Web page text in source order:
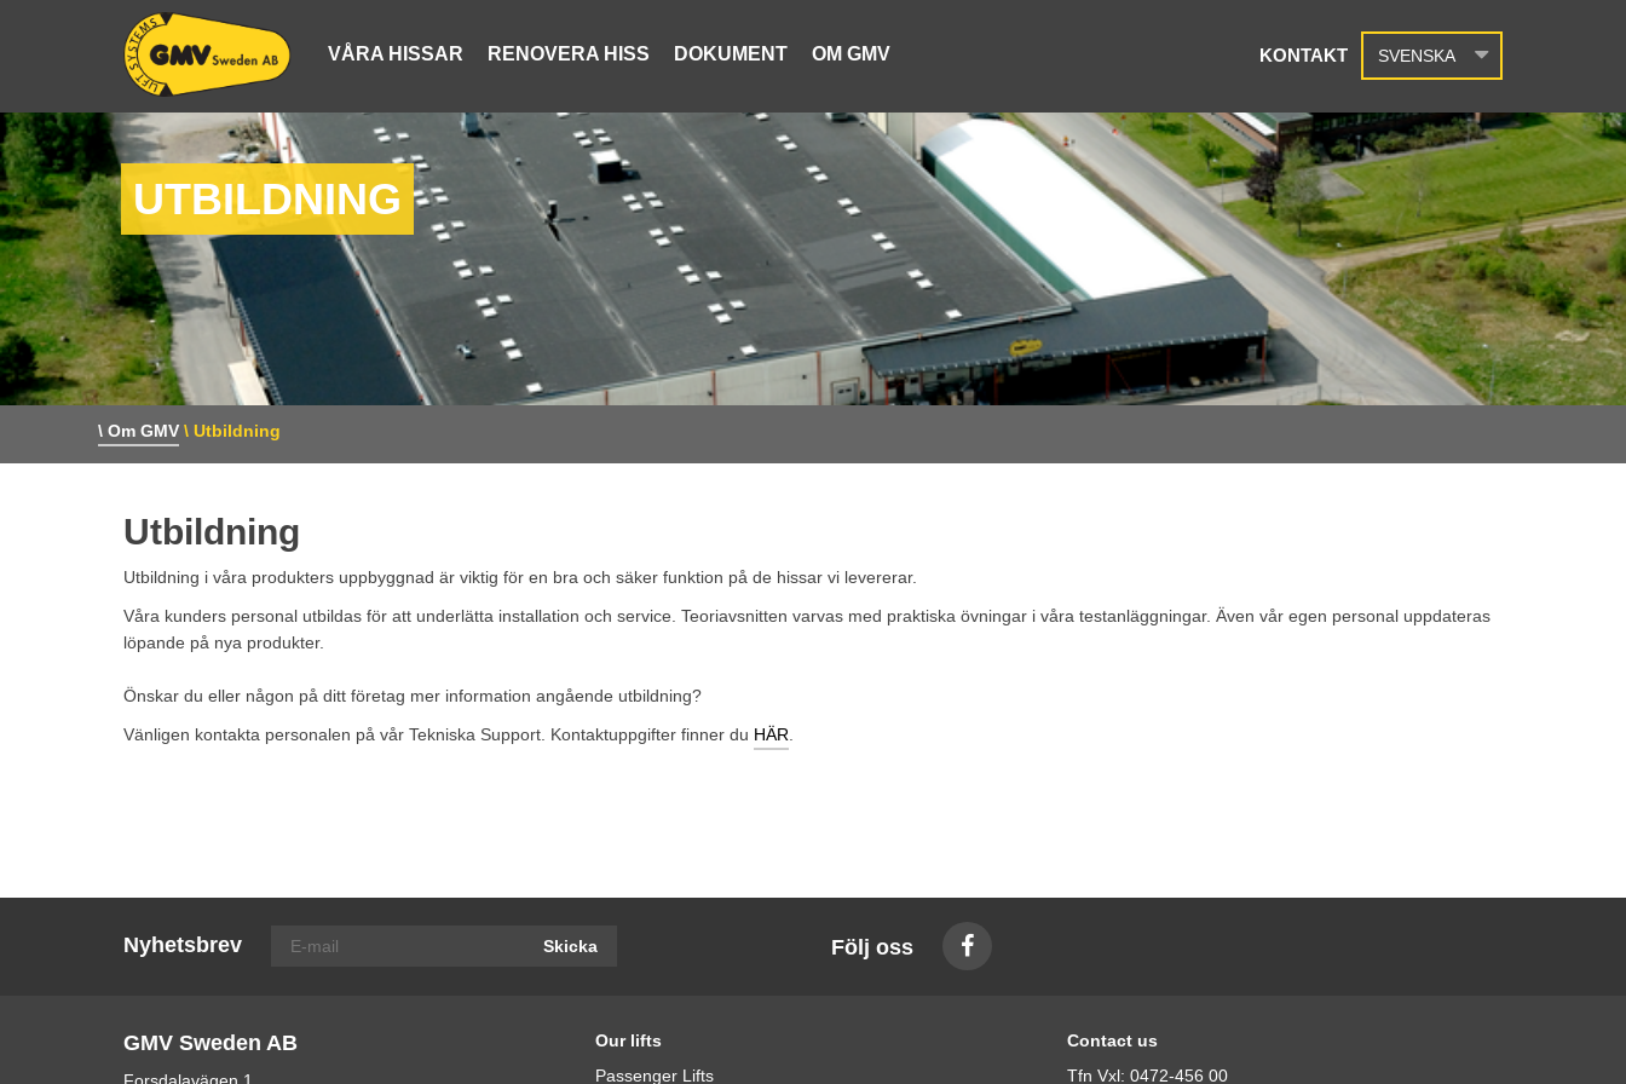
VÅRA HISSAR RENOVERA HISS DOKUMENT OM GMV KONTAKT SVENSKA
UTBILDNING
\ Om GMV \ Utbildning
Utbildning
Utbildning i våra produkters uppbyggnad är viktig för en bra och säker funktion på de hissar vi levererar.
Våra kunders personal utbildas för att underlätta installation och service. Teoriavsnitten varvas med praktiska övningar i våra testanläggningar. Även vår egen personal uppdateras
löpande på nya produkter.
Önskar du eller någon på ditt företag mer information angående utbildning?
Vänligen kontakta personalen på vår Tekniska Support. Kontaktuppgifter finner du HÄR
Nyhetsbrev Skicka Följ oss
GMV Sweden AB
Our lifts
Passenger Lifts
Contact us
Tfn Vxl: 0472-456 00